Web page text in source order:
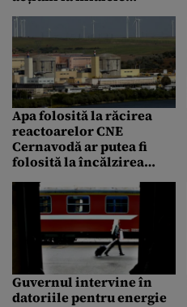
Apa folosită la răcirea
reactoarelor CNE
Cernavodă ar putea fi
folosită la încălzirea
locuințelor
Guvernul intervine în
datoriile pentru energie